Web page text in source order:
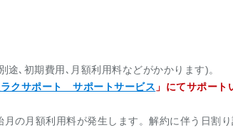
､初期費用､月額利用料などがかかります)。
クサポート サポートサービス 」にてサポート
の月額利用料が発生します。解約に伴う日割